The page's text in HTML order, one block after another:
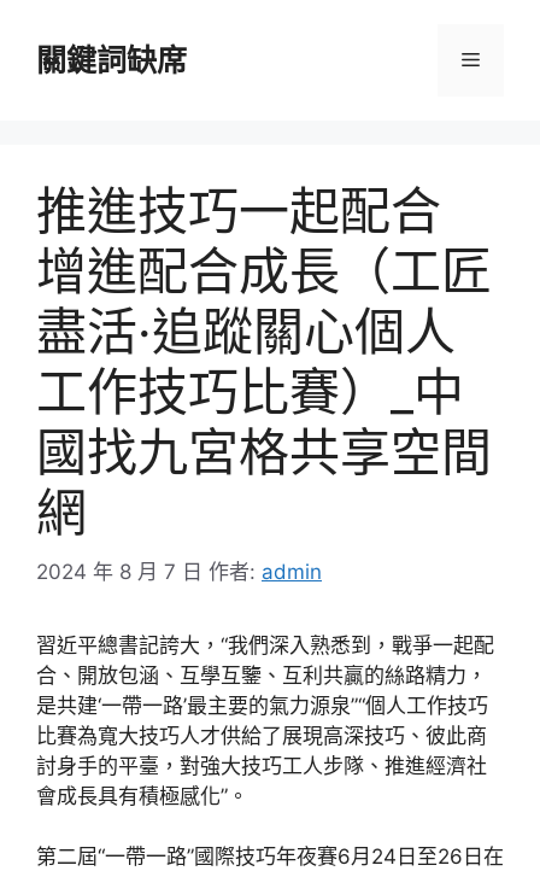
關鍵詞缺席 選
推進技巧一起配合
增進配合成長（工匠
盡活·追蹤關心個人
工作技巧比賽）_中
國找九宮格共享空間
網
2024 年 8 月 7 日 作者: admin
習近平總書記誇大，“我們深入熟悉到，戰爭一起配
合、開放包涵、互學互鑒、互利共贏的絲路精力，
是共建‘一帶一路’最主要的氣力源泉”“個人工作技巧
比賽為寬大技巧人才供給了展現高深技巧、彼此商
討身手的平臺，對強大技巧工人步隊、推進經濟社
會成長具有積極感化”。
第二屆“一帶一路”國際技巧年夜賽6月24日至26日在